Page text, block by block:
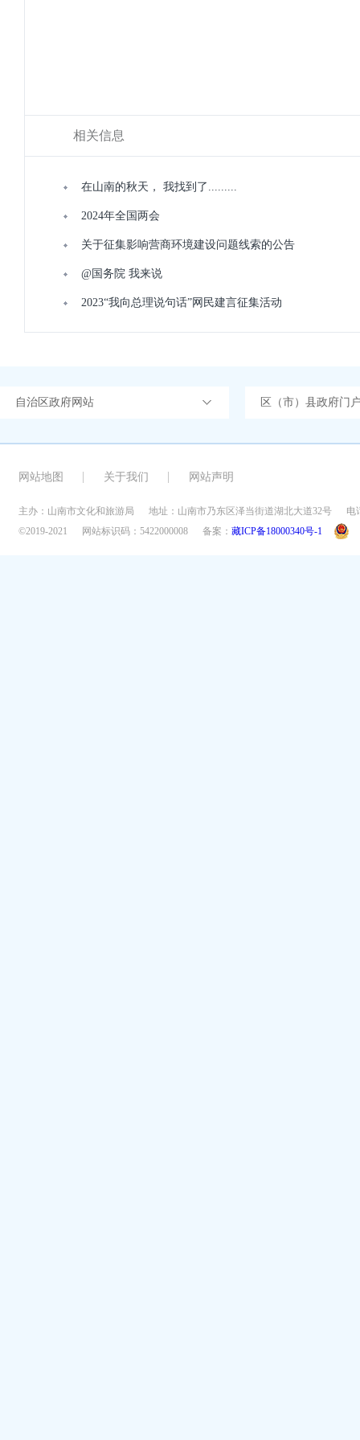
相关信息
在山南的秋天， 我找到了.........
2024年全国两会
关于征集影响营商环境建设问题线索的公告
@国务院 我来说
2023“我向总理说句话”网民建言征集活动
自治区政府网站 区（市）县政府门
网站地图 关于我们 网站声明
主办：山南市文化和旅游局 地址：山南市乃东区泽当街道湖北大道32号
电
©2019-2021
网站标识码：5422000008 备案： 藏ICP备18000340号-1